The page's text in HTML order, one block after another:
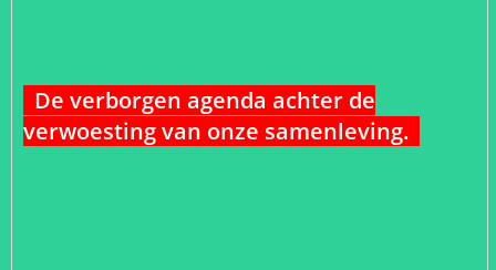
De verborgen agenda achter de
verwoesting van onze samenleving.